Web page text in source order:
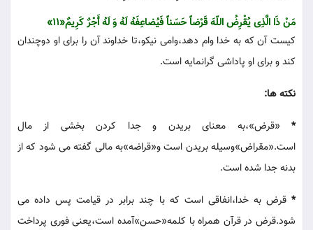
مَنْ ذَا الَّذِی یُقْرِضُ اللّهَ قَرْضاً حَسَناً فَیُضاعِفَهُ لَهُ وَ لَهُ أَجْرٌ کَرِیمٌ«11»
کیست آن که به خدا وام دهد،وامی نیکو،تا خداوند آن را برای او دوچندان
کند و برای او پاداشی گرانمایه است.
نکته ها:
* «قرض»،به معنای بریدن و جدا کردن بخشی از مال
است.«مقراض»وسیله بریدن است و«قراضه»به مالی گفته می شود که از
بدنه جدا شده است.
*قرض به خدا،انفاقی است که با چند برابر در قیامت پس داده می
شود.قرض در قرآن همراه با کلمه«حسن»آمده است،یعنی فوری پرداخت